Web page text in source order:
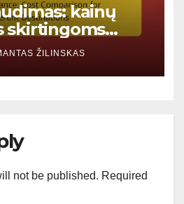
kainų
skirtingoms
ŽILINSKAS
not be published. Required